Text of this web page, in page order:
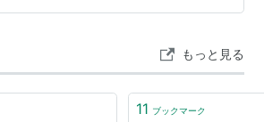
売日:
ディア:新書
入: 1人クリック: 37回
この商品を含むブログ (14件) を見る
の中に すごい！「死ね おまえ」！
もっと見る
11 ブックマーク